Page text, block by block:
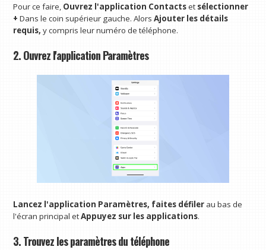
Pour ce faire, Ouvrez l'application Contactset sélectionner
+ Dans le coin supérieur gauche. AlorsAjouter les détails
requis,y compris leur numéro de téléphone.
2. Ouvrez l'application Paramètres
Lancez l'application Paramètres, faites défiler au bas de
l'écran principal etAppuyez sur les applications.
3. Trouvez les paramètres du téléphone